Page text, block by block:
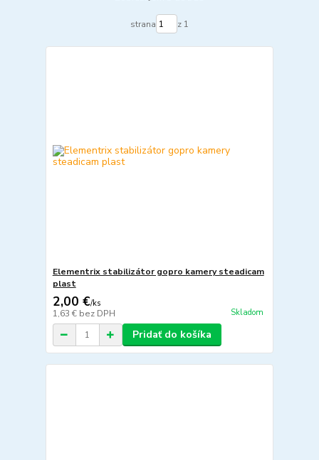
strana z 1
Elementrix stabilizátor gopro kamery steadicam
plast
2,00 €/ks
1,63 € bez DPH Skladom
Pridať do košíka